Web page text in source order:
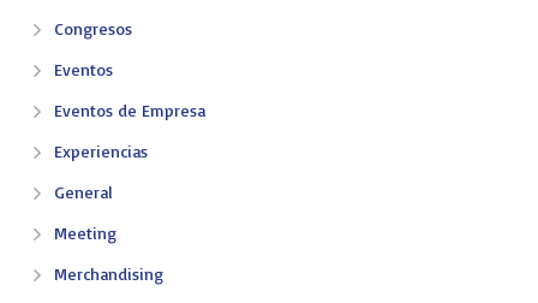
Congresos
Eventos
Eventos de Empresa
Experiencias
General
Meeting
Merchandising